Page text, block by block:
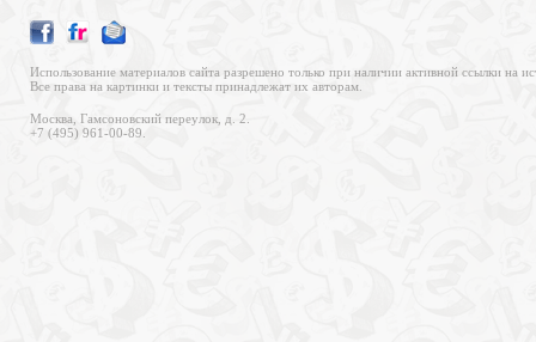
Использование материалов сайта разрешено только при наличии активной ссылки на
Все права на картинки и тексты принадлежат их авторам.
Москва, Гамсоновский переулок, д. 2.
+7 (495) 961-00-89.